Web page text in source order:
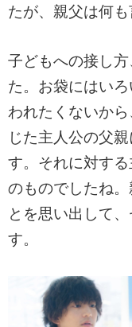
たが、親父は何も
子どもへの接し
た。お袋にはい
われたくないか
じた主人公の父
す。それに対す
のものでしたね
とを思い出して
す。